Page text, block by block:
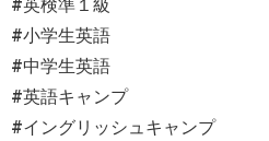
#英検準１級
#小学生英語
#中学生英語
#英語キャンプ
#イングリッシュキャンプ